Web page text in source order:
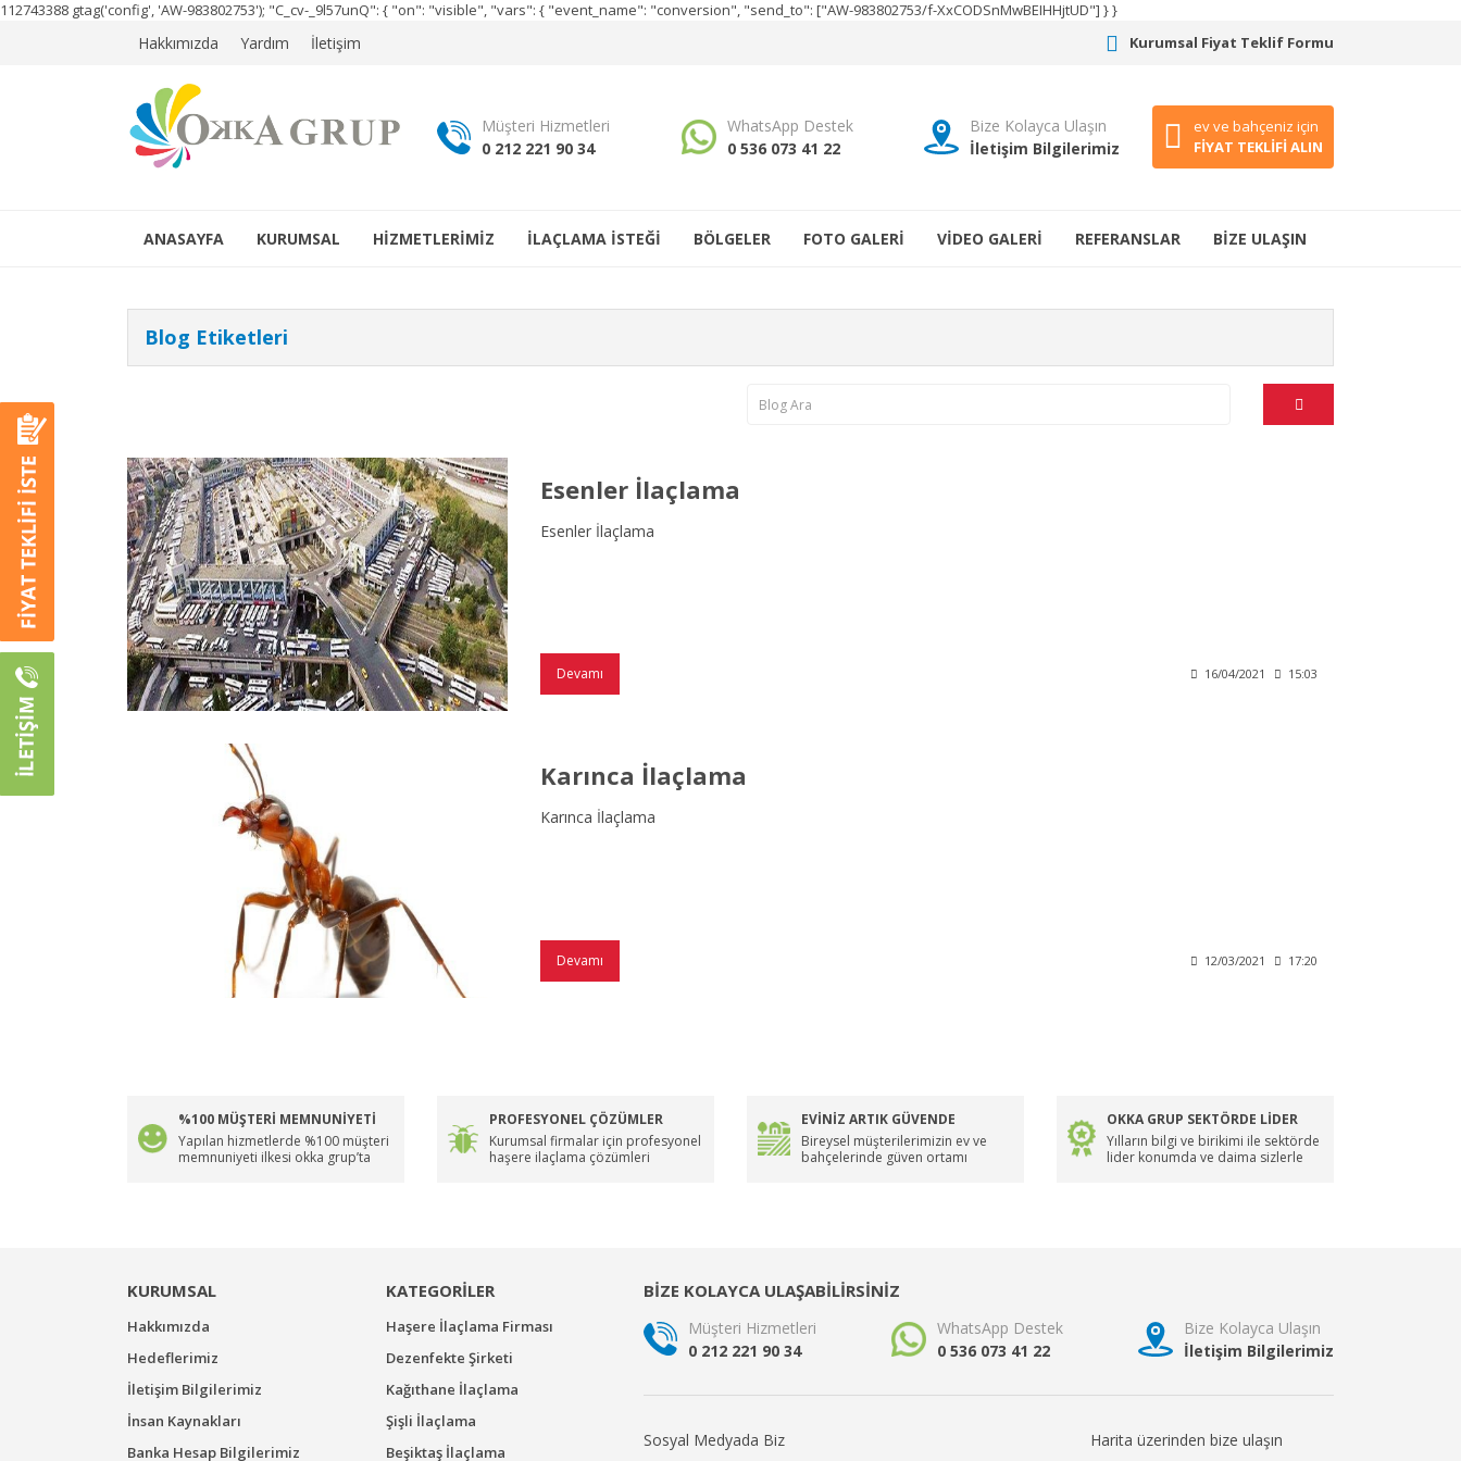
112743388 gtag('config', 'AW-983802753'); "C_cv-_9l57unQ": { "on": "visible", "vars": { "event_name": "conversion", "send_to": ["AW-983802753/f-XxCODSnMwBEIHHjtUD"] } }
Hakkımızda Yardım İletişim Kurumsal Fiyat Teklif Formu
Müşteri Hizmetleri
0 212 221 90 34
WhatsApp Destek
0 536 073 41 22
Bize Kolayca Ulaşın
İletişim Bilgilerimiz
ev ve bahçeniz için
FİYAT TEKLİFİ ALIN
ANASAYFA KURUMSAL HİZMETLERİMİZ İLAÇLAMA İSTEĞİ BÖLGELER FOTO GALERİ VİDEO GALERİ REFERANSLAR BİZE ULAŞIN
Blog Etiketleri
Esenler İlaçlama
Esenler İlaçlama
Devamı 16/04/2021 15:03
Karınca İlaçlama
Karınca İlaçlama
Devamı 12/03/2021 17:20
%100 MÜŞTERİ MEMNUNİYETİ
Yapılan hizmetlerde %100 müşteri
memnuniyeti ilkesi okka grup’ta
PROFESYONEL ÇÖZÜMLER
Kurumsal firmalar için profesyonel
haşere ilaçlama çözümleri
EVİNİZ ARTIK GÜVENDE
Bireysel müşterilerimizin ev ve
bahçelerinde güven ortamı
OKKA GRUP SEKTÖRDE LİDER
Yılların bilgi ve birikimi ile sektörde
lider konumda ve daima sizlerle
KURUMSAL
Hakkımızda
Hedeflerimiz
İletişim Bilgilerimiz
İnsan Kaynakları
Banka Hesap Bilgilerimiz
KATEGORİLER
Haşere İlaçlama Firması
Dezenfekte Şirketi
Kağıthane İlaçlama
Şişli İlaçlama
Beşiktaş İlaçlama
BİZE KOLAYCA ULAŞABİLİRSİNİZ
Müşteri Hizmetleri
0 212 221 90 34
WhatsApp Destek
0 536 073 41 22
Bize Kolayca Ulaşın
İletişim Bilgilerimiz
Sosyal Medyada Biz Harita üzerinden bize ulaşın